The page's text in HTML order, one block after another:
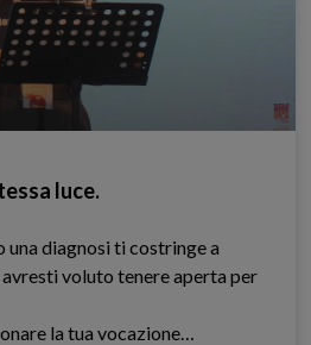
luce.
una diagnosi ti costringe a
voluto tenere aperta per
la tua vocazione…